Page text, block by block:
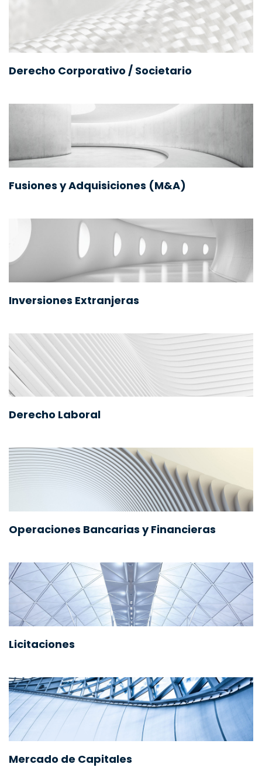
Derecho Corporativo / Societario
Fusiones y Adquisiciones (M&A)
Inversiones Extranjeras
Derecho Laboral
Operaciones Bancarias y Financieras
Licitaciones
Mercado de Capitales